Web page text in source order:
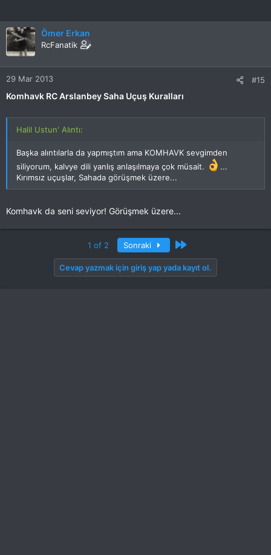
Ömer Erkan
RcFanatik
29 Mar 2013 #15
Komhavk RC Arslanbey Saha Uçuş Kuralları
Halil Ustun' Alıntı:
Başka alıntılarla da yapmıştım ama KOMHAVK sevgimden
siliyorum, kalvye dili yanlış anlaşılmaya çok müsait.
...
Kırımsız uçuşlar, Sahada görüşmek üzere...
Komhavk da seni seviyor! Görüşmek üzere...
1 of 2 Sonraki Son
Cevap yazmak için giriş yap yada kayıt ol.